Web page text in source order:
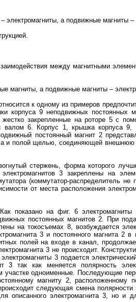
электромагниты, а подвижные магниты –
между магнитными
магниты, а подвижные магниты –
к одному из примеров
корпуса 9 неподвижных постоянных
закрепленные на роторе 5 с
валом 6. Корпус 1, крышка корпуса
постоянный магнит 2
и полой щелью, соединяющей внешнюю
стержень, форма которого
3 закреплены на
(коммутатор-распределитель не
от места расположения
показано на фиг. 6
постоянных магнитов 2. При
на токосъемах 8, возбуждается
3 и постоянного магнита 2
полей на входе в канал,
3 не происходит.
3 подается
3 так как меняется полярность
участке одноименные. Последующие
магниту 2, расположенному
следующая смена полярности
описанного электромагнита 3, но и